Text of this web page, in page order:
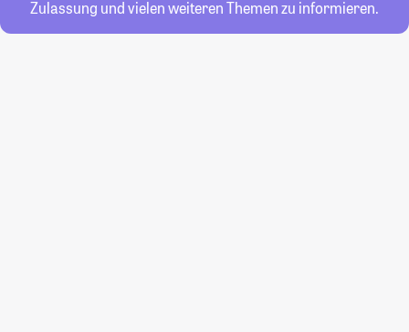
Zulassung und vielen weiteren Themen zu informieren.